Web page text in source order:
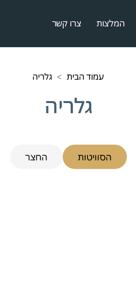
המלצות צרו קשר
עמוד הבית > גלריה
גלריה
הסוויטות החצר